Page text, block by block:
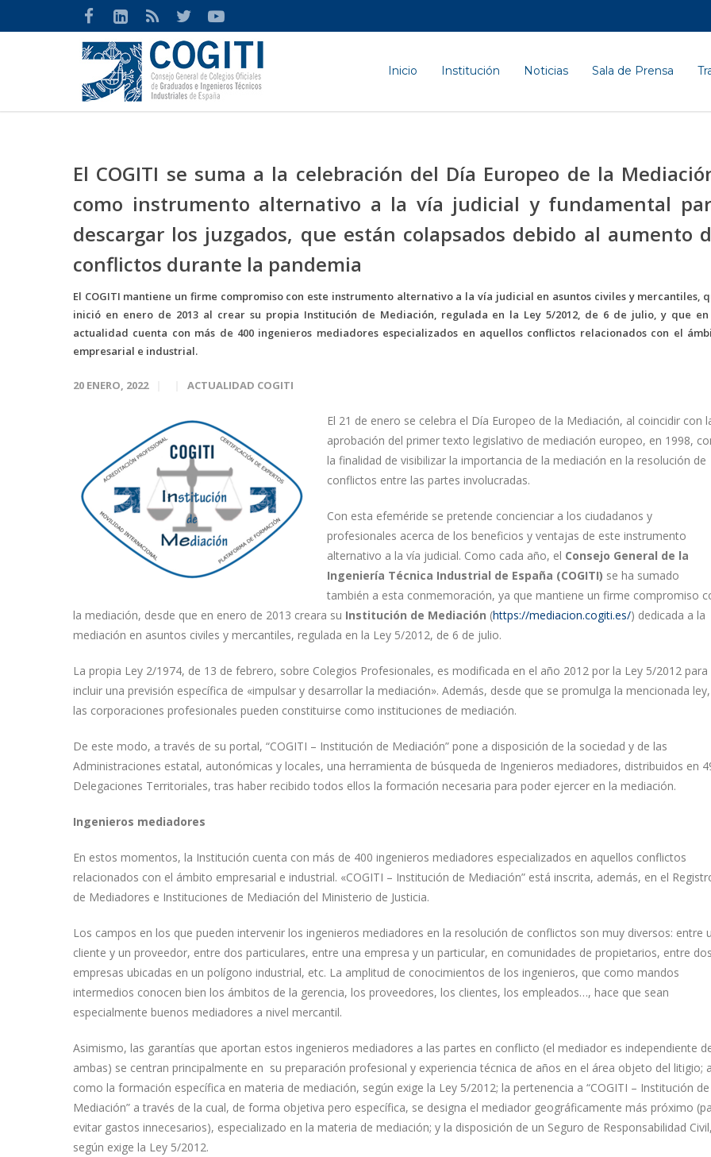
Inicio Institución Noticias Sala de Prensa
El COGITI se suma a la celebración del Día Europeo de la
como instrumento alternativo a la vía judicial y fundamental
descargar los juzgados, que están colapsados debido al aumento
conflictos durante la pandemia
El COGITI mantiene un firme compromiso con este instrumento alternativo a la vía judicial en asuntos civiles y mercantiles,
inició en enero de 2013 al crear su propia Institución de Mediación, regulada en la Ley 5/2012, de 6 de julio, y que
actualidad cuenta con más de 400 ingenieros mediadores especializados en aquellos conflictos relacionados con el
empresarial e industrial.
20 ENERO, 2022 ACTUALIDAD COGITI
El 21 de enero se celebra el Día Europeo de la Mediación, al coincidir con
aprobación del primer texto legislativo de mediación europeo, en 1998,
la finalidad de visibilizar la importancia de la mediación en la resolución de
conflictos entre las partes involucradas.
Con esta efeméride se pretende concienciar a los ciudadanos y
profesionales acerca de los beneficios y ventajas de este instrumento
alternativo a la vía judicial. Como cada año, el Consejo General de la
Ingeniería Técnica Industrial de España (COGITI) se ha sumado
también a esta conmemoración, ya que mantiene un firme compromiso
la mediación, desde que en enero de 2013 creara su Institución de Mediación (https://mediacion.cogiti.es/) dedicada a la
mediación en asuntos civiles y mercantiles, regulada en la Ley 5/2012, de 6 de julio.
La propia Ley 2/1974, de 13 de febrero, sobre Colegios Profesionales, es modificada en el año 2012 por la Ley 5/2012 para
incluir una previsión específica de «impulsar y desarrollar la mediación». Además, desde que se promulga la mencionada ley,
las corporaciones profesionales pueden constituirse como instituciones de mediación.
De este modo, a través de su portal, “COGITI – Institución de Mediación” pone a disposición de la sociedad y de las
Administraciones estatal, autonómicas y locales, una herramienta de búsqueda de Ingenieros mediadores, distribuidos en
Delegaciones Territoriales, tras haber recibido todos ellos la formación necesaria para poder ejercer en la mediación.
Ingenieros mediadores
En estos momentos, la Institución cuenta con más de 400 ingenieros mediadores especializados en aquellos conflictos
relacionados con el ámbito empresarial e industrial. «COGITI – Institución de Mediación” está inscrita, además, en el
de Mediadores e Instituciones de Mediación del Ministerio de Justicia.
Los campos en los que pueden intervenir los ingenieros mediadores en la resolución de conflictos son muy diversos: entre
cliente y un proveedor, entre dos particulares, entre una empresa y un particular, en comunidades de propietarios, entre dos
empresas ubicadas en un polígono industrial, etc. La amplitud de conocimientos de los ingenieros, que como mandos
intermedios conocen bien los ámbitos de la gerencia, los proveedores, los clientes, los empleados…, hace que sean
especialmente buenos mediadores a nivel mercantil.
Asimismo, las garantías que aportan estos ingenieros mediadores a las partes en conflicto (el mediador es independiente
ambas) se centran principalmente en su preparación profesional y experiencia técnica de años en el área objeto del litigio;
como la formación específica en materia de mediación, según exige la Ley 5/2012; la pertenencia a “COGITI – Institución de
Mediación” a través de la cual, de forma objetiva pero específica, se designa el mediador geográficamente más próximo
evitar gastos innecesarios), especializado en la materia de mediación; y la disposición de un Seguro de Responsabilidad Civil,
según exige la Ley 5/2012.